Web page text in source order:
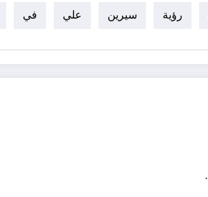
رؤية سيرين علي في